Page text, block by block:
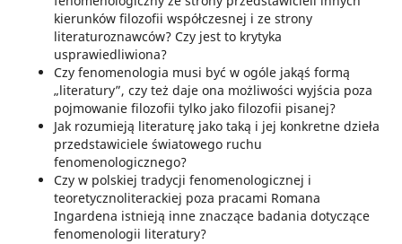
kierunków filozofii współczesnej i ze strony
literaturoznawców? Czy jest to krytyka
usprawiedliwiona?
Czy fenomenologia musi być w ogóle jakąś formą
„literatury”, czy też daje ona możliwości wyjścia poza
pojmowanie filozofii tylko jako filozofii pisanej?
Jak rozumieją literaturę jako taką i jej konkretne dzieła
przedstawiciele światowego ruchu
fenomenologicznego?
Czy w polskiej tradycji fenomenologicznej i
teoretycznoliterackiej poza pracami Romana
Ingardena istnieją inne znaczące badania dotyczące
fenomenologii literatury?